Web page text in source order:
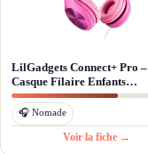
LilGadgets Connect+ Pro –
Casque Filaire Enfants
SharePort™ et Durabilité
Exceptionnelle
🎧 Nomade
Voir la fiche →